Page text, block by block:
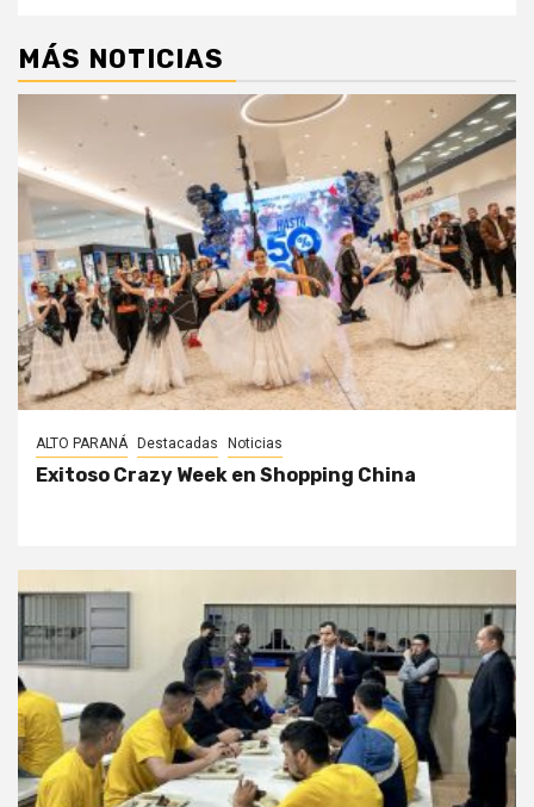
MÁS NOTICIAS
ALTO PARANÁ Destacadas Noticias
Exitoso Crazy Week en Shopping China